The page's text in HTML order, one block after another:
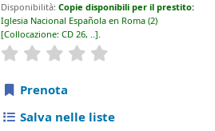
Disponibilità:Copie disponibili per il prestito:
Iglesia Nacional Española en Roma (2)
Collocazione:CD 26, .. .
star rating
Prenota
Salva nelle liste